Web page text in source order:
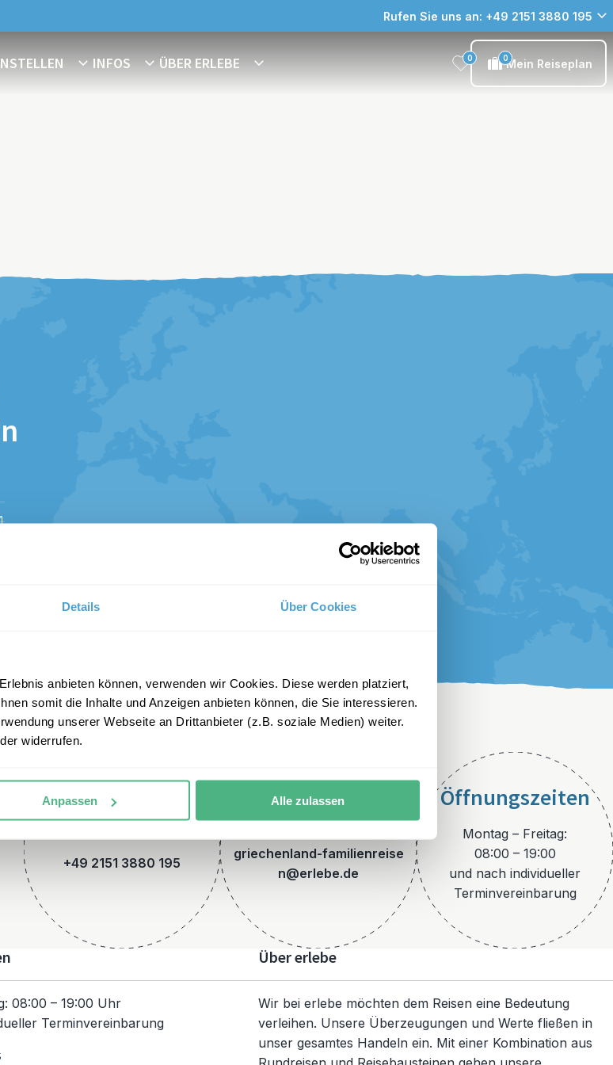
Details Über Cookies
anbieten können, verwenden wir Cookies. Diese werden platziert,
somit die Inhalte und Anzeigen anbieten können, die Sie interessieren.
unserer Webseite an Drittanbieter (z.B. soziale Medien) weiter.
widerrufen.
Anpassen Alle zulassen
Rufen Sie uns an: +49 2151 3880 195
INFOS ÜBER ERLEBE 0 0Mein Reiseplan
Telefon
+49 2151 3880 195
E-Mail
griechenland-familienreise
n@erlebe.de
Öffnungszeiten
Montag – Freitag:
08:00 – 19:00
und nach individueller
Terminvereinbarung
08:00 – 19:00 Uhr
Terminvereinbarung
Über erlebe
Wir bei erlebe möchten dem Reisen eine Bedeutung
verleihen. Unsere Überzeugungen und Werte fließen in
unser gesamtes Handeln ein. Mit einer Kombination aus